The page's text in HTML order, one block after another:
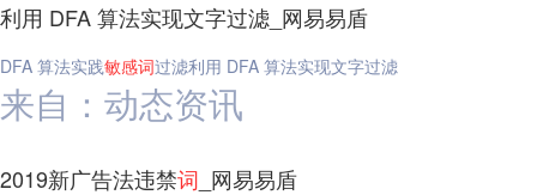
利用 DFA 算法实现文字过滤_网易易盾
DFA 算法实践敏感词过滤利用 DFA 算法实现文字过滤
来自：动态资讯
2019新广告法违禁词 _网易易盾